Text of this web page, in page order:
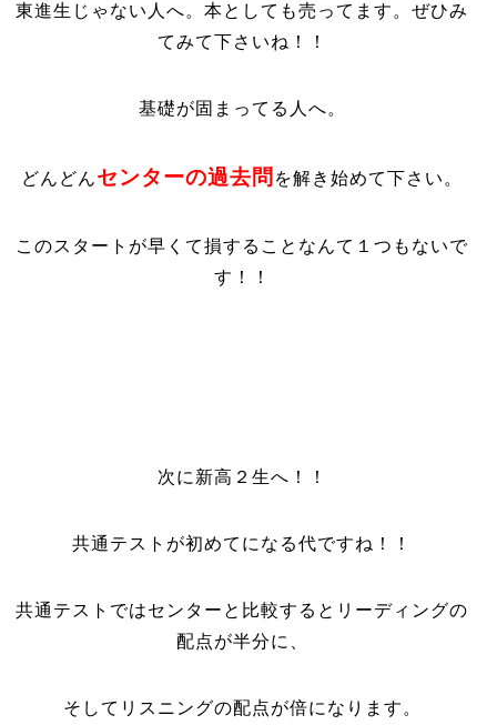
東進生じゃない人へ。本としても売ってます。ぜひみ
てみて下さいね！！
基礎が固まってる人へ。
どんどんセンターの過去問 を解き始めて下さい。
このスタートが早くて損することなんて１つもないで
す！！
次に新高２生へ！！
共通テストが初めてになる代ですね！！
共通テストではセンターと比較するとリーディングの
配点が半分に、
そしてリスニングの配点が倍になります。